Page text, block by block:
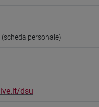
(scheda personale)
dsu